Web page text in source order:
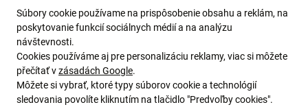
Viac o našej uhlíkovej stope
Newsletter Fix
Súbory cookie používame na prispôsobenie obsahu a reklám, na
poskytovanie funkcií sociálnych médií a na analýzu
návštevnosti.
Cookies používáme aj pre personalizáciu reklamy, viac si môžete
přečítať vzásadách Google.
Môžete si vybrať, ktoré typy súborov cookie a technológií
sledovania povolíte kliknutím na tlačidlo "Predvoľby cookies".